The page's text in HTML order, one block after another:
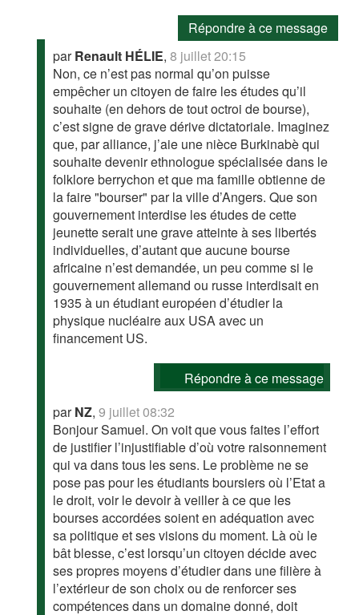
Répondre à ce message
parRenault HÉLIE,8 juillet 20:15
Non, ce n’est pas normal qu’on puisse
empêcher un citoyen de faire les études qu’il
souhaite (en dehors de tout octroi de bourse),
c’est signe de grave dérive dictatoriale. Imaginez
que, par alliance, j’aie une nièce Burkinabè qui
souhaite devenir ethnologue spécialisée dans le
folklore berrychon et que ma famille obtienne de
la faire "bourser" par la ville d’Angers. Que son
gouvernement interdise les études de cette
jeunette serait une grave atteinte à ses libertés
individuelles, d’autant que aucune bourse
africaine n’est demandée, un peu comme si le
gouvernement allemand ou russe interdisait en
1935 à un étudiant européen d’étudier la
physique nucléaire aux USA avec un
financement US.
Répondre à ce message
parNZ,9 juillet 08:32
Bonjour Samuel. On voit que vous faites l’effort
de justifier l’injustifiable d’où votre raisonnement
qui va dans tous les sens. Le problème ne se
pose pas pour les étudiants boursiers où l’Etat a
le droit, voir le devoir à veiller à ce que les
bourses accordées soient en adéquation avec
sa politique et ses visions du moment. Là où le
bât blesse, c’est lorsqu’un citoyen décide avec
ses propres moyens d’étudier dans une filière à
l’extérieur de son choix ou de renforcer ses
compétences dans un domaine donné, doit